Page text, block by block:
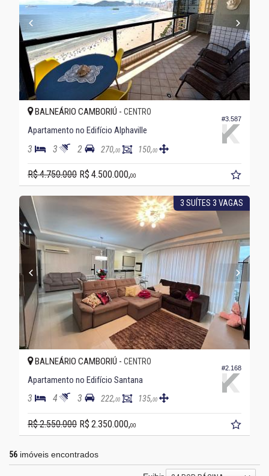
#3.587
BALNEÁRIO CAMBORIÚ - CENTRO
Apartamento no Edifício Alphaville
3 3 2 270,00 150,00
R$ 4.750.000 R$ 4.500.000,00
3 SUÍTES 3 VAGAS
#2.168
BALNEÁRIO CAMBORIÚ - CENTRO
Apartamento no Edifício Santana
3 4 3 222,00 135,00
R$ 2.550.000 R$ 2.350.000,00
56 imóveis encontrados